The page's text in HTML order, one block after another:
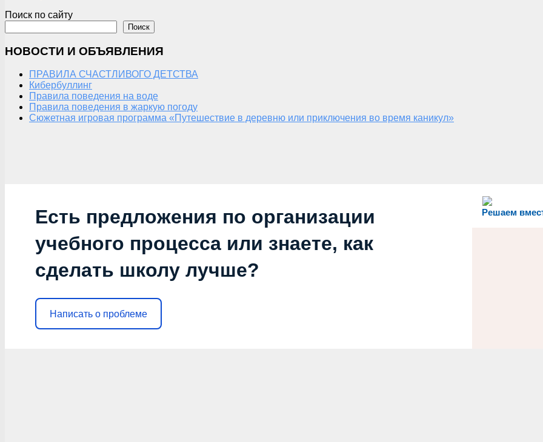
Поиск по сайту
Поиск
НОВОСТИ И ОБЪЯВЛЕНИЯ
ПРАВИЛА СЧАСТЛИВОГО ДЕТСТВА
Кибербуллинг
Правила поведения на воде
Правила поведения в жаркую погоду
Сюжетная игровая программа «Путешествие в деревню или приключения во время каникул»
Решаем
Есть предложения по организации
учебного процесса или знаете, как
сделать школу лучше?
Написать о проблеме